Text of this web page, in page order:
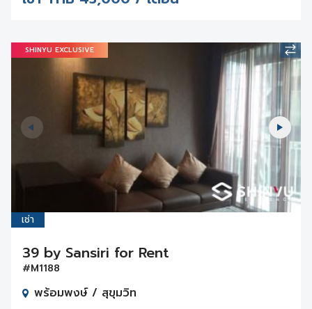
SHINYU EXCLUSIVE
เช่า
39 by Sansiri for Rent
#M1188
พร้อมพงษ์ / สุขุมวิท